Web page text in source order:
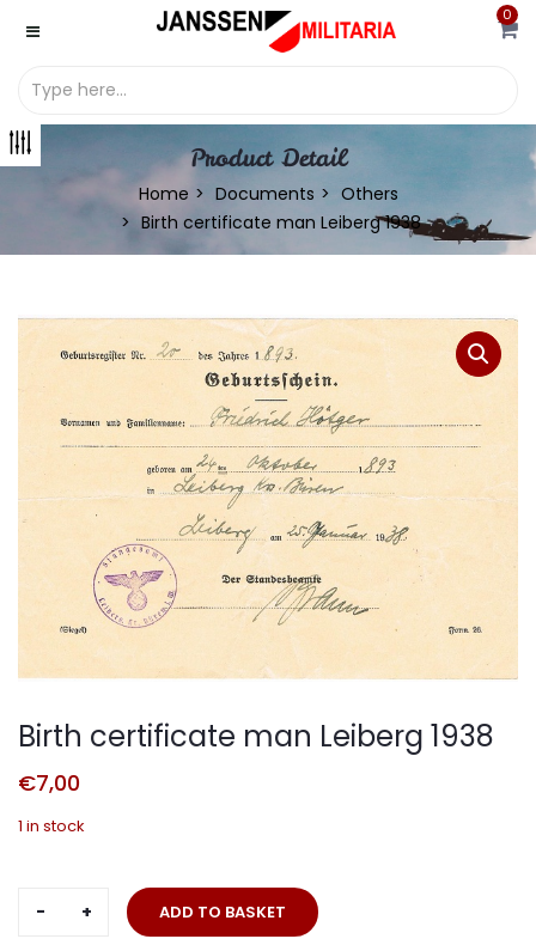
0
Product Detail
Home Documents
Others
Birth certificate man Leiberg 1938
Birth certificate man Leiberg 1938
€7,00
1 in stock
Birth
certificate
ADD TO BASKET